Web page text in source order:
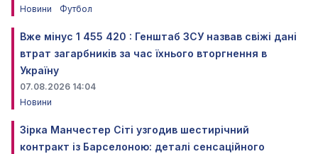
Новини
Футбол
Вже мінус 1 455 420 : Генштаб ЗСУ назвав свіжі дані
втрат загарбників за час їхнього вторгнення в
Україну
07.08.2026 14:04
Новини
Зірка Манчестер Сіті узгодив шестирічний
контракт із Барселоною: деталі сенсаційного